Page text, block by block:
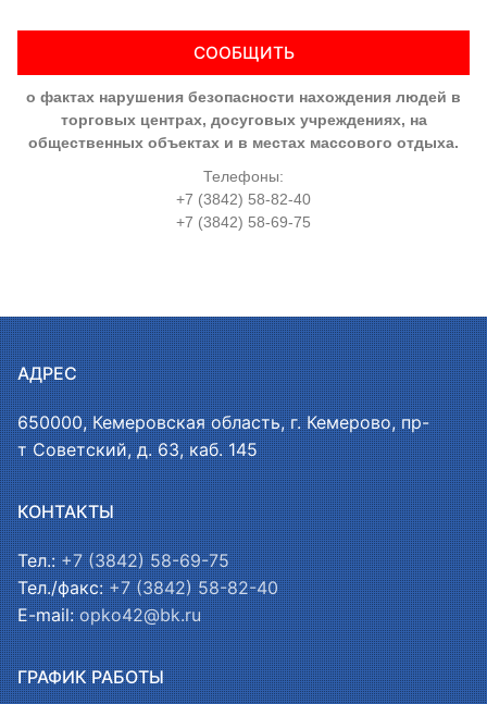
СООБЩИТЬ
о фактах нарушения безопасности нахождения людей в
торговых центрах, досуговых учреждениях, на
общественных объектах и в местах массового отдыха.
Телефоны:
+7 (3842) 58-82-40
+7 (3842) 58-69-75
АДРЕС
650000, Кемеровская область, г. Кемерово, пр-
т Советский, д. 63, каб. 145
КОНТАКТЫ
Тел.:+7 (3842) 58-69-75
Тел./факс:+7 (3842) 58-82-40
E-mail:opko42@bk.ru
ГРАФИК РАБОТЫ